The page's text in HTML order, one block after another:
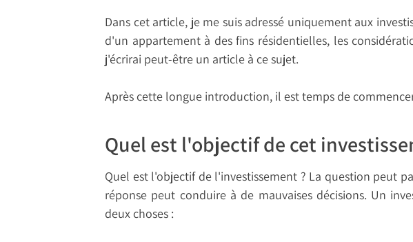
Dans cet article, je me suis adressé uniquement aux
d'un appartement à des fins résidentielles, les
j'écrirai peut-être un article à ce sujet.
Après cette longue introduction, il est temps de
Quel est l'objectif de cet
Quel est l'objectif de l'investissement ? La question peut
réponse peut conduire à de mauvaises décisions. Un
deux choses :